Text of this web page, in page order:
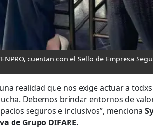
cuentan con el Sello de Empresa
realidad que nos exige actuar a
Debemos brindar entornos de
seguros e inclusivos”, menciona
de Grupo DIFARE.